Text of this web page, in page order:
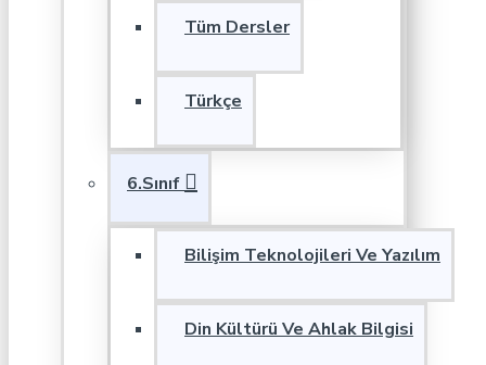
Tüm Dersler
Türkçe
6.Sınıf
Bilişim Teknolojileri Ve Yazılım
Din Kültürü Ve Ahlak Bilgisi